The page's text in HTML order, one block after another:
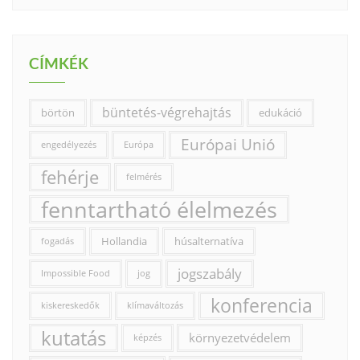
CÍMKÉK
börtön büntetés-végrehajtás edukáció
engedélyezés Európa Európai Unió
fehérje felmérés
fenntartható élelmezés
fogadás Hollandia húsalternatíva
Impossible Food jog jogszabály
kiskereskedők klímaváltozás konferencia
kutatás képzés környezetvédelem